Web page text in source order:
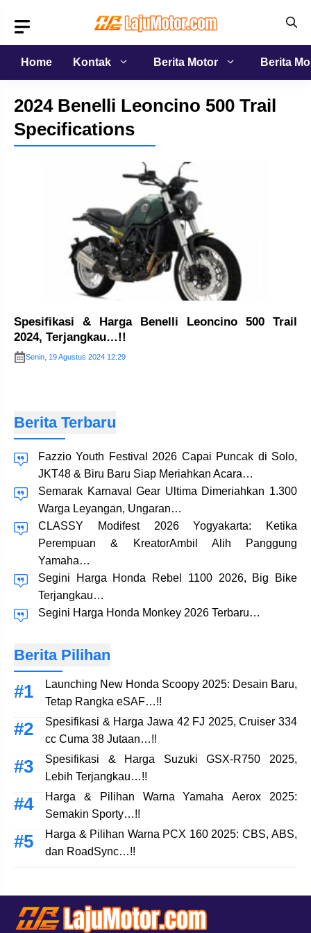
isi
Home
Kontak Berita Motor Berita
2024 Benelli Leoncino 500 Trail
Specifications
Spesifikasi & Harga Benelli Leoncino 500 Trail
2024, Terjangkau…!!
Senin, 19 Agustus 2024 12:29
Berita Terbaru
Fazzio Youth Festival 2026 Capai Puncak di Solo,
JKT48 & Biru Baru Siap Meriahkan Acara…
Semarak Karnaval Gear Ultima Dimeriahkan 1.300
Warga Leyangan, Ungaran…
CLASSY Modifest 2026 Yogyakarta: Ketika
Perempuan & KreatorAmbil Alih Panggung
Yamaha…
Segini Harga Honda Rebel 1100 2026, Big Bike
Terjangkau…
Segini Harga Honda Monkey 2026 Terbaru…
Berita Pilihan
Launching New Honda Scoopy 2025: Desain Baru,
Tetap Rangka eSAF…!!
Spesifikasi & Harga Jawa 42 FJ 2025, Cruiser 334
cc Cuma 38 Jutaan…!!
Spesifikasi & Harga Suzuki GSX-R750 2025,
Lebih Terjangkau…!!
Harga & Pilihan Warna Yamaha Aerox 2025:
Semakin Sporty…!!
Harga & Pilihan Warna PCX 160 2025: CBS, ABS,
dan RoadSync…!!